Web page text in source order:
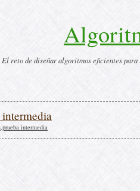
El reto de diseñar algoritmos eficientes
,prueba intermedia